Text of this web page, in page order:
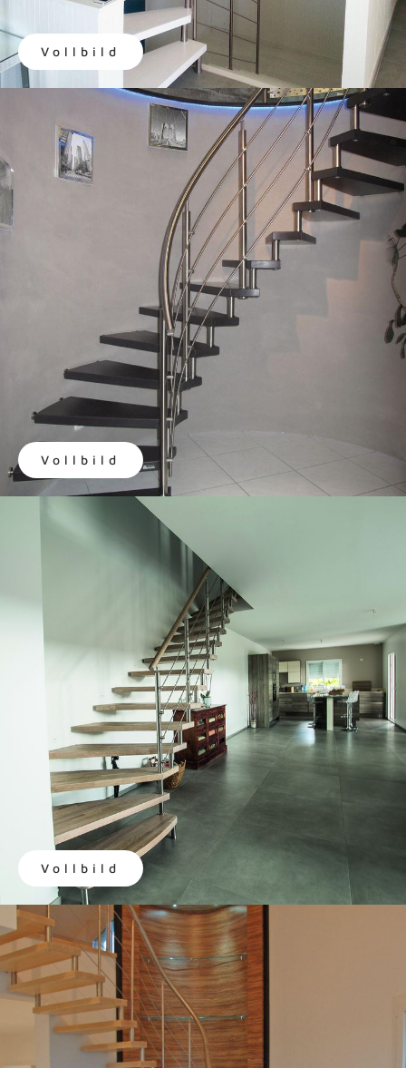
Vollbild
Vollbild
Vollbild